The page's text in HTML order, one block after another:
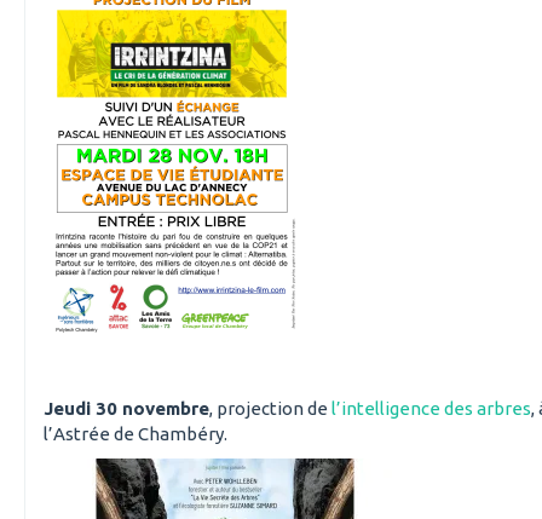
Jeudi 30 novembre, projection de l’intelligence des arbres,
l’Astrée de Chambéry.